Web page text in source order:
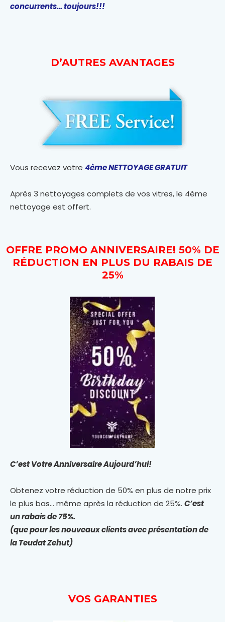
concurrents… toujours!!!
D’AUTRES AVANTAGES
Vous recevez votre 4ème NETTOYAGE GRATUIT
Après 3 nettoyages complets de vos vitres, le 4ème
nettoyage est offert.
OFFRE PROMO ANNIVERSAIRE! 50% DE
RÉDUCTION EN PLUS DU RABAIS DE
25%
C’est Votre Anniversaire Aujourd’hui!
Obtenez votre réduction de 50% en plus de notre prix
le plus bas… même après la réduction de 25%. C’est
un rabais de 75%.
(que pour les nouveaux clients avec présentation de
la Teudat Zehut)
VOS GARANTIES